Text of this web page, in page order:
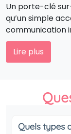
Un porte-clé
qu’un simple
communication
et une
valeurs
durable.
quotidien
mesure
Lire plus
Quels types